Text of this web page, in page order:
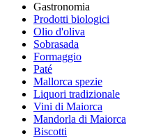
Gastronomia
Prodotti biologici
Olio d'oliva
Sobrasada
Formaggio
Paté
Mallorca spezie
Liquori tradizionale
Vini di Maiorca
Mandorla di Maiorca
Biscotti